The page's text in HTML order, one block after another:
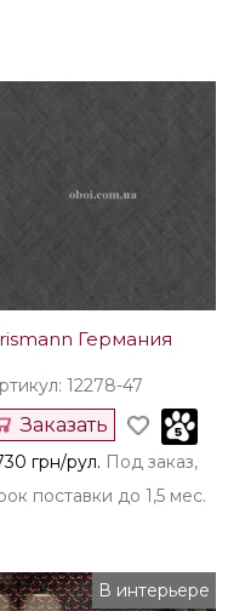
Германия
12278-47
Заказать
грн/рул. Под заказ,
поставки до 1,5 мес.
В интерьере